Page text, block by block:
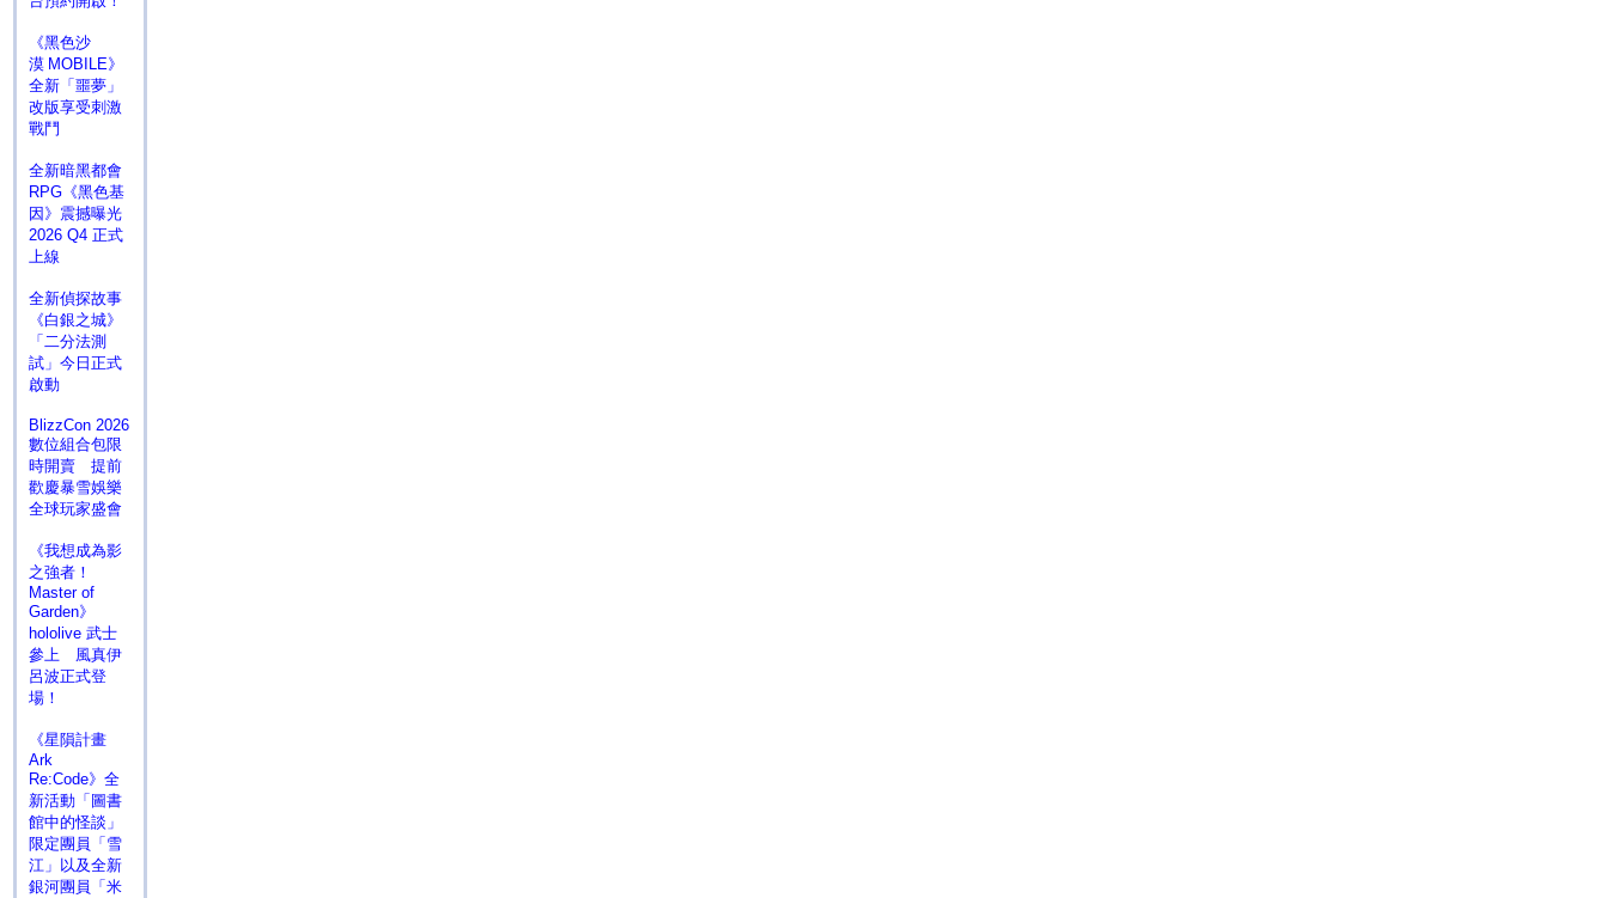
《黑色沙
漠 MOBILE》
全新「噩夢」
改版享受刺激
戰鬥
全新暗黑都會
RPG《黑色基
因》震撼曝光
2026 Q4 正式
上線
全新偵探故事
《白銀之城》
「二分法測
試」今日正式
啟動
BlizzCon 2026
數位組合包限
時開賣 提前
歡慶暴雪娛樂
全球玩家盛會
《我想成為影
之強者！
Master of
Garden》
hololive 武士
參上 風真伊
呂波正式登
場！
《星隕計畫
Ark
Re:Code》全
新活動「圖書
館中的怪談」
限定團員「雪
江」以及全新
銀河團員「米